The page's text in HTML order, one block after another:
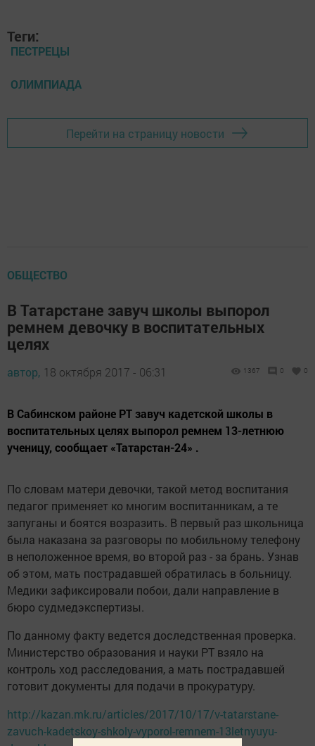
Теги:
ПЕСТРЕЦЫ
ОЛИМПИАДА
Перейти на страницу новости
ОБЩЕСТВО
В Татарстане завуч школы выпорол
ремнем девочку в воспитательных
целях
автор, 18 октября 2017 - 06:31 1367 0 0
В Сабинском районе РТ завуч кадетской школы в
воспитательных целях выпорол ремнем 13-летнюю
ученицу, сообщает «Татарстан-24» .
По словам матери девочки, такой метод воспитания
педагог применяет ко многим воспитанникам, а те
запуганы и боятся возразить. В первый раз школьница
была наказана за разговоры по мобильному телефону
в неположенное время, во второй раз - за брань. Узнав
об этом, мать пострадавшей обратилась в больницу.
Медики зафиксировали побои, дали направление в
бюро судмедэкспертизы.
По данному факту ведется доследственная проверка.
Министерство образования и науки РТ взяло на
контроль ход расследования, а мать пострадавшей
готовит документы для подачи в прокуратуру.
http://kazan.mk.ru/articles/2017/10/17/v-tatarstane-
zavuch-kadetskoy-shkoly-vyporol-remnem-13letnyuyu-